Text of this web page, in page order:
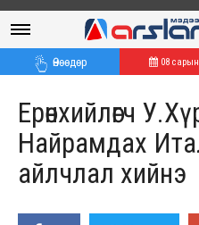
Өнөөдөр 08
Ерөнхийлөгч
Найрамдах
айлчлал хийнэ